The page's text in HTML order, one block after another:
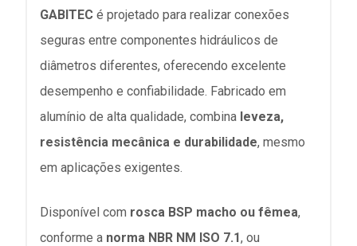
GABITEC é projetado para realizar conexões
seguras entre componentes hidráulicos de
diâmetros diferentes, oferecendo excelente
desempenho e confiabilidade. Fabricado em
alumínio de alta qualidade, combina leveza,
resistência mecânica e durabilidade, mesmo
em aplicações exigentes.
Disponível com rosca BSP macho ou fêmea,
conforme a norma NBR NM ISO 7.1, ou